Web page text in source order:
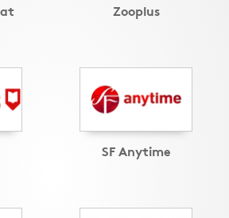
Zooplus
SF Anytime